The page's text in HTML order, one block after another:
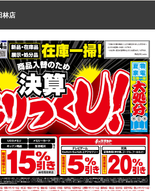
林店